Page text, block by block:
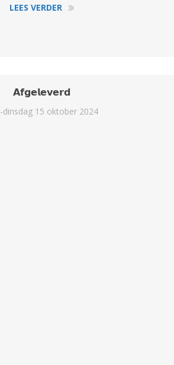
LEES VERDER
𝗔𝗳𝗴𝗲𝗹𝗲𝘃𝗲𝗿𝗱
-dinsdag 15 oktober 2024